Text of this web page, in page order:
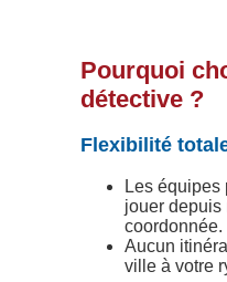
Pourquoi
détective ?
Flexibilité
Les équipes
jouer depuis
coordonnée.
Aucun
ville à votre